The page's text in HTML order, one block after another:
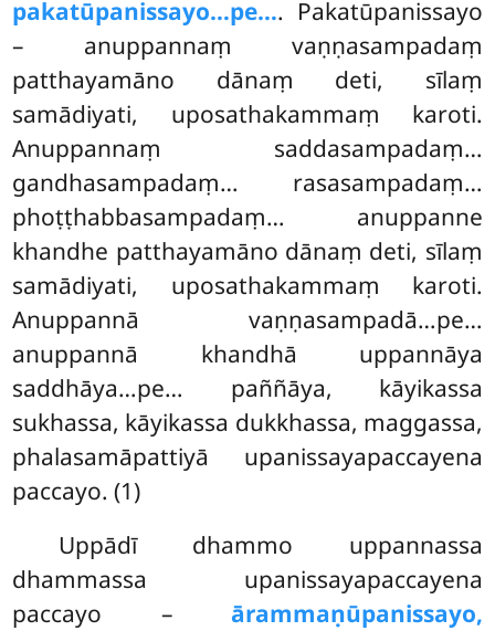
pakatūpanissayo…pe…. Pakatūpanissayo
– anuppannaṃ vaṇṇasampadaṃ
patthayamāno dānaṃ deti, sīlaṃ
samādiyati, uposathakammaṃ karoti.
Anuppannaṃ saddasampadaṃ…
gandhasampadaṃ… rasasampadaṃ…
phoṭṭhabbasampadaṃ… anuppanne
khandhe patthayamāno dānaṃ deti, sīlaṃ
samādiyati, uposathakammaṃ karoti.
Anuppannā vaṇṇasampadā…pe…
anuppannā khandhā uppannāya
saddhāya…pe… paññāya, kāyikassa
sukhassa, kāyikassa dukkhassa, maggassa,
phalasamāpattiyā upanissayapaccayena
paccayo. (1)
Uppādī dhammo uppannassa
dhammassa upanissayapaccayena
paccayo – ārammaṇūpanissayo,